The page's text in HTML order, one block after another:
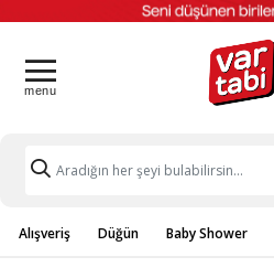
Alışveriş Düğün Baby Shower